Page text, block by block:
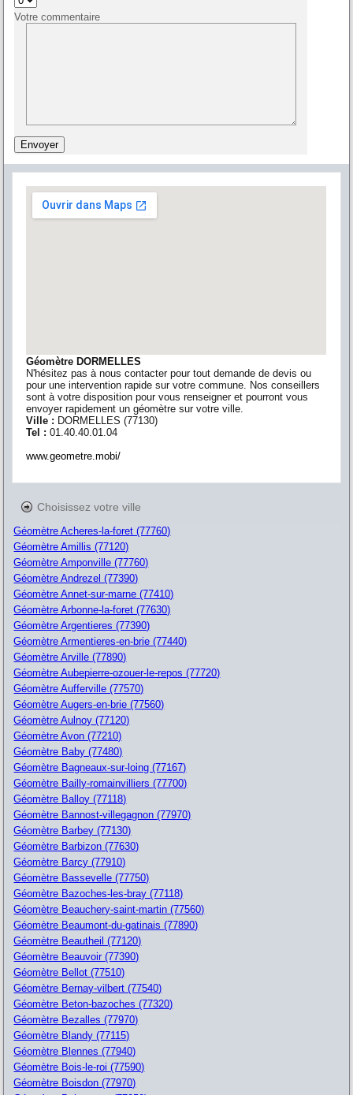
Votre commentaire
Géomètre DORMELLES
N'hésitez pas à nous contacter pour tout demande de devis ou
pour une intervention rapide sur votre commune. Nos conseillers
sont à votre disposition pour vous renseigner et pourront vous
envoyer rapidement un géomètre sur votre ville.
Ville : DORMELLES (77130)
Tel :01.40.40.01.04
www.geometre.mobi/
Choisissez votre ville
Géomètre Acheres-la-foret (77760)
Géomètre Amillis (77120)
Géomètre Amponville (77760)
Géomètre Andrezel (77390)
Géomètre Annet-sur-marne (77410)
Géomètre Arbonne-la-foret (77630)
Géomètre Argentieres (77390)
Géomètre Armentieres-en-brie (77440)
Géomètre Arville (77890)
Géomètre Aubepierre-ozouer-le-repos (77720)
Géomètre Aufferville (77570)
Géomètre Augers-en-brie (77560)
Géomètre Aulnoy (77120)
Géomètre Avon (77210)
Géomètre Baby (77480)
Géomètre Bagneaux-sur-loing (77167)
Géomètre Bailly-romainvilliers (77700)
Géomètre Balloy (77118)
Géomètre Bannost-villegagnon (77970)
Géomètre Barbey (77130)
Géomètre Barbizon (77630)
Géomètre Barcy (77910)
Géomètre Bassevelle (77750)
Géomètre Bazoches-les-bray (77118)
Géomètre Beauchery-saint-martin (77560)
Géomètre Beaumont-du-gatinais (77890)
Géomètre Beautheil (77120)
Géomètre Beauvoir (77390)
Géomètre Bellot (77510)
Géomètre Bernay-vilbert (77540)
Géomètre Beton-bazoches (77320)
Géomètre Bezalles (77970)
Géomètre Blandy (77115)
Géomètre Blennes (77940)
Géomètre Bois-le-roi (77590)
Géomètre Boisdon (77970)